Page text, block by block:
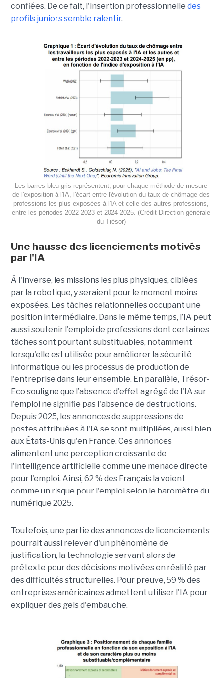
confiées. De ce fait, l'insertion professionnelle des
profils juniors semble ralentir.
Les barres bleu-gris représentent, pour chaque méthode de mesure
de l'exposition à l'IA, l'écart entre l'évolution du taux de chômage des
professions les plus exposées à l'IA et celle des autres professions,
entre les périodes 2022-2023 et 2024-2025. (Crédit Direction générale
du Trésor)
Une hausse des licenciements motivés
par l'IA
À l'inverse, les missions les plus physiques, ciblées
par la robotique, y seraient pour le moment moins
exposées. Les tâches relationnelles occupant une
position intermédiaire. Dans le même temps, l’IA peut
aussi soutenir l'emploi de professions dont certaines
tâches sont pourtant substituables, notamment
lorsqu'elle est utilisée pour améliorer la sécurité
informatique ou les processus de production de
l'entreprise dans leur ensemble. En parallèle, Trésor-
Eco souligne que l’absence d'effet agrégé de l'IA sur
l'emploi ne signifie pas l'absence de destructions.
Depuis 2025, les annonces de suppressions de
postes attribuées à l'IA se sont multipliées, aussi bien
aux États-Unis qu'en France. Ces annonces
alimentent une perception croissante de
l'intelligence artificielle comme une menace directe
pour l'emploi. Ainsi, 62 % des Français la voient
comme un risque pour l'emploi selon le baromètre du
numérique 2025.
Toutefois, une partie des annonces de licenciements
pourrait aussi relever d'un phénomène de
justification, la technologie servant alors de
prétexte pour des décisions motivées en réalité par
des difficultés structurelles. Pour preuve, 59 % des
entreprises américaines admettent utiliser l'IA pour
expliquer des gels d'embauche.